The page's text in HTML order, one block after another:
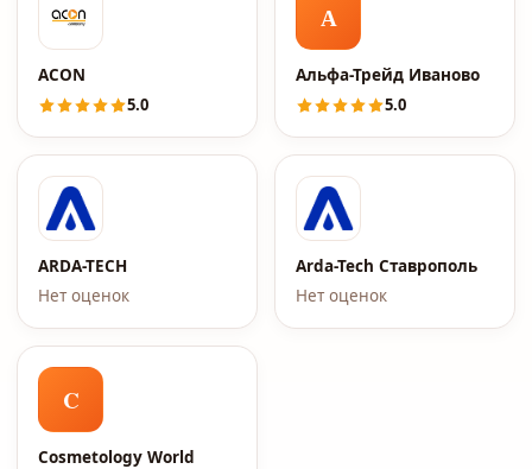
ACON
5.0
А
Альфа-Трейд Иваново
5.0
ARDA-TECH
Нет оценок
Arda-Tech Ставрополь
Нет оценок
C
Cosmetology World